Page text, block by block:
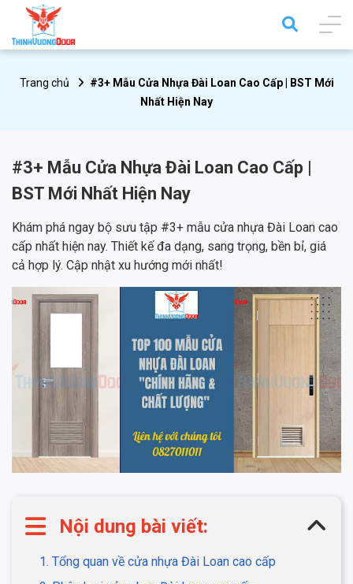
Trang chủ
#3+ Mẫu Cửa Nhựa Đài Loan Cao Cấp | BST Mới
Nhất Hiện Nay
#3+ Mẫu Cửa Nhựa Đài Loan Cao Cấp |
BST Mới Nhất Hiện Nay
Khám phá ngay bộ sưu tập #3+ mẫu cửa nhựa Đài Loan cao
cấp nhất hiện nay. Thiết kế đa dạng, sang trọng, bền bỉ, giá
cả hợp lý. Cập nhật xu hướng mới nhất!
Nội dung bài viết:
1. Tổng quan về cửa nhựa Đài Loan cao cấp